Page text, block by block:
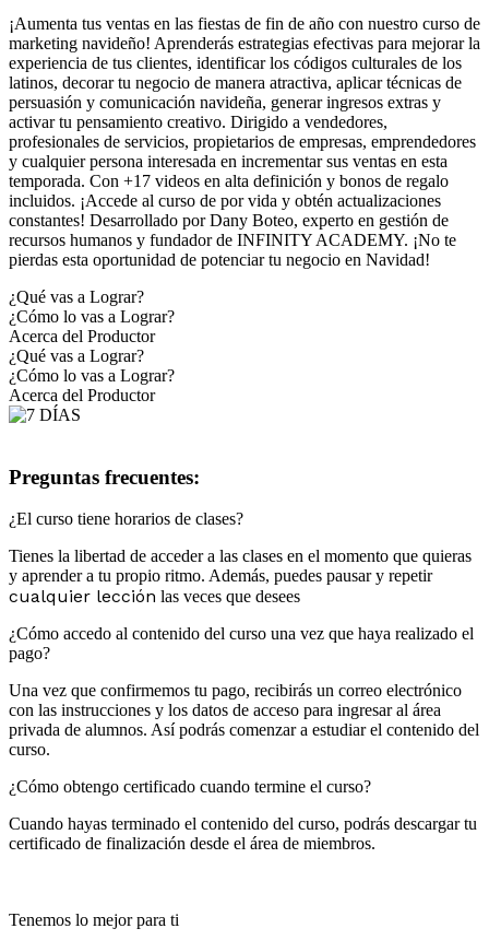
¡Aumenta tus ventas en las fiestas de fin de año con nuestro curso de
marketing navideño! Aprenderás estrategias efectivas para mejorar la
experiencia de tus clientes, identificar los códigos culturales de los
latinos, decorar tu negocio de manera atractiva, aplicar técnicas de
persuasión y comunicación navideña, generar ingresos extras y
activar tu pensamiento creativo. Dirigido a vendedores,
profesionales de servicios, propietarios de empresas, emprendedores
y cualquier persona interesada en incrementar sus ventas en esta
temporada. Con +17 videos en alta definición y bonos de regalo
incluidos. ¡Accede al curso de por vida y obtén actualizaciones
constantes! Desarrollado por Dany Boteo, experto en gestión de
recursos humanos y fundador de INFINITY ACADEMY. ¡No te
pierdas esta oportunidad de potenciar tu negocio en Navidad!
¿Qué vas a Lograr?
¿Cómo lo vas a Lograr?
Acerca del Productor
¿Qué vas a Lograr?
¿Cómo lo vas a Lograr?
Acerca del Productor
Preguntas frecuentes:
¿El curso tiene horarios de clases?
Tienes la libertad de acceder a las clases en el momento que quieras
y aprender a tu propio ritmo. Además, puedes pausar y repetir
cualquier lección las veces que desees
¿Cómo accedo al contenido del curso una vez que haya realizado el
pago?
Una vez que confirmemos tu pago, recibirás un correo electrónico
con las instrucciones y los datos de acceso para ingresar al área
privada de alumnos. Así podrás comenzar a estudiar el contenido del
curso.
¿Cómo obtengo certificado cuando termine el curso?
Cuando hayas terminado el contenido del curso, podrás descargar tu
certificado de finalización desde el área de miembros.
Tenemos lo mejor para ti